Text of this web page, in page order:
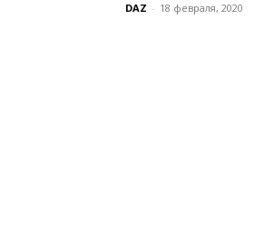
DAZ - 18 февраля, 2020